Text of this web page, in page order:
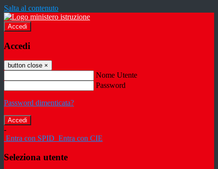
Salta al contenuto
Accedi
Accedi
button close ×
Nome Utente
Password
Password dimenticata?
-
Entra con SPID Entra con CIE
Seleziona utente